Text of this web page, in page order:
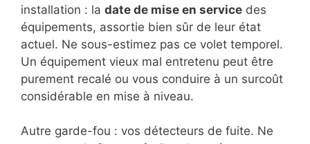
installation : la date de mise en service des
équipements, assortie bien sûr de leur état
actuel. Ne sous-estimez pas ce volet temporel.
Un équipement vieux mal entretenu peut être
purement recalé ou vous conduire à un surcoût
considérable en mise à niveau.
Autre garde-fou : vos détecteurs de fuite. Ne